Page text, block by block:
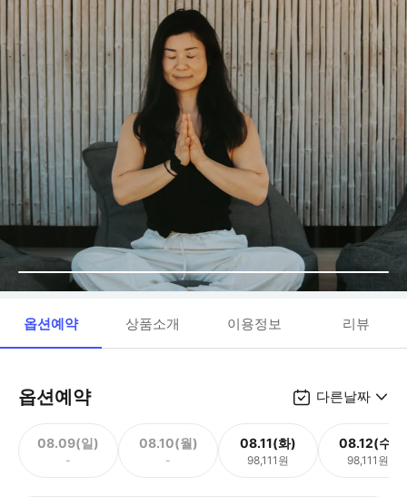
옵션예약 상품소개 이용정보 리뷰
옵션예약 다른날짜
08.09(일)
-
08.10(월)
-
08.11(화)
98,111원
08.12(수)
98,111원